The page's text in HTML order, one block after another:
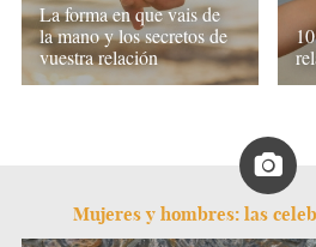
La forma en que vais de
la mano y los secretos de
vuestra relación
Mujeres y hombres: las